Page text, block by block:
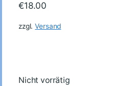
€18.00
zzgl.Versand
Nicht vorrätig